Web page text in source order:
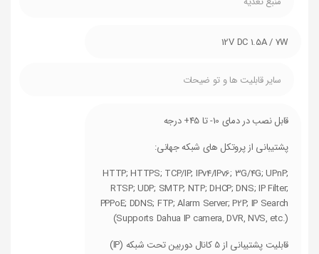
12V DC 1.5A / 7W
سایر قابلیت ها و تو ضیحات
قابل نصب در دمای 10- تا 45+ درجه
پشتیبانی از پروتکل های شبکه جهانی:
HTTP; HTTPS; TCP/IP; IPv4/IPv6; 3G/4G; UPnP;
RTSP; UDP; SMTP; NTP; DHCP; DNS; IP Filter;
PPPoE; DDNS; FTP; Alarm Server; P2P; IP Search
(Supports Dahua IP camera, DVR, NVS, etc.)
قابلیت پشتیبانی از 5 کانال دوربین تحت شبکه (IP)